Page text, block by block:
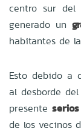
centro sur del
generado un
habitantes de
Esto debido a
al desborde
presente
de los vecinos